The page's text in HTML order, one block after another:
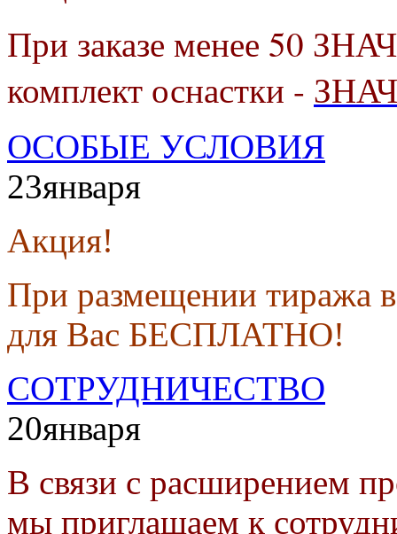
При заказе менее 50
комплект оснастки -
ОСОБЫЕ УСЛОВИЯ
23января
Акция!
При размещении тиража
для Вас БЕСПЛАТНО!
СОТРУДНИЧЕСТВО
20января
В связи с расширением
мы приглашаем к